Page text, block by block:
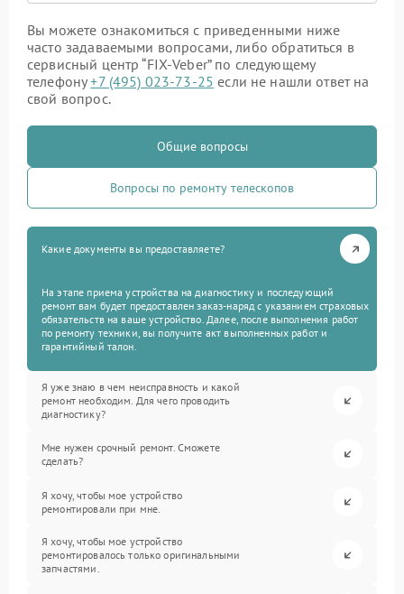
Вы можете ознакомиться с приведенными ниже
часто задаваемыми вопросами, либо обратиться в
сервисный центр “FIX-Veber” по следующему
телефону+7 (495) 023-73-25 если не нашли ответ на
свой вопрос.
Общие вопросы
Вопросы по ремонту телескопов
Какие документы вы предоставляете?
На этапе приема устройства на диагностику и последующий
ремонт вам будет предоставлен заказ-наряд с указанием страховых
обязательств на ваше устройство. Далее, после выполнения работ
по ремонту техники, вы получите акт выполненных работ и
гарантийный талон.
Я уже знаю в чем неисправность и какой
ремонт необходим. Для чего проводить
диагностику?
Мне нужен срочный ремонт. Сможете
сделать?
Я хочу, чтобы мое устройство
ремонтировали при мне.
Я хочу, чтобы мое устройство
ремонтировалось только оригинальными
запчастями.